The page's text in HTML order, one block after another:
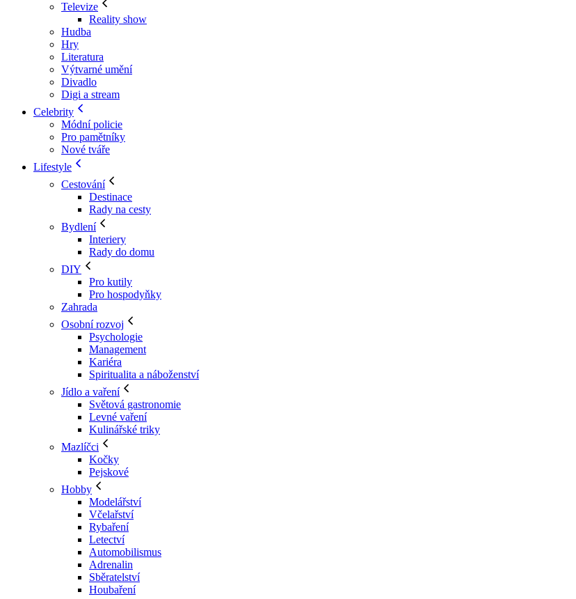
Televize
Reality show
Hudba
Hry
Literatura
Výtvarné umění
Divadlo
Digi a stream
Celebrity
Módní policie
Pro pamětníky
Nové tváře
Lifestyle
Cestování
Destinace
Rady na cesty
Bydlení
Interiery
Rady do domu
DIY
Pro kutily
Pro hospodyňky
Zahrada
Osobní rozvoj
Psychologie
Management
Kariéra
Spiritualita a náboženství
Jídlo a vaření
Světová gastronomie
Levné vaření
Kulinářské triky
Mazlíčci
Kočky
Pejskové
Hobby
Modelářství
Včelařství
Rybaření
Letectví
Automobilismus
Adrenalin
Sběratelství
Houbaření